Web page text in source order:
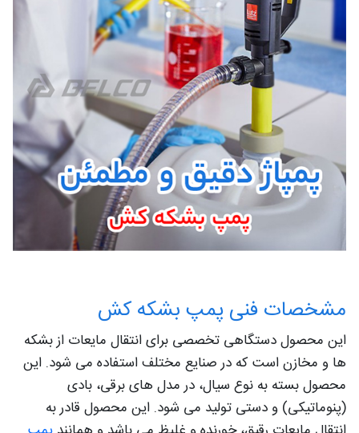
مشخصات فنی پمپ بشکه کش
این محصول دستگاهی تخصصی برای انتقال مایعات از بشکه
ها و مخازن است که در صنایع مختلف استفاده می شود. این
محصول بسته به نوع سیال، در مدل های برقی، بادی
(پنوماتیکی) و دستی تولید می شود. این محصول قادر به